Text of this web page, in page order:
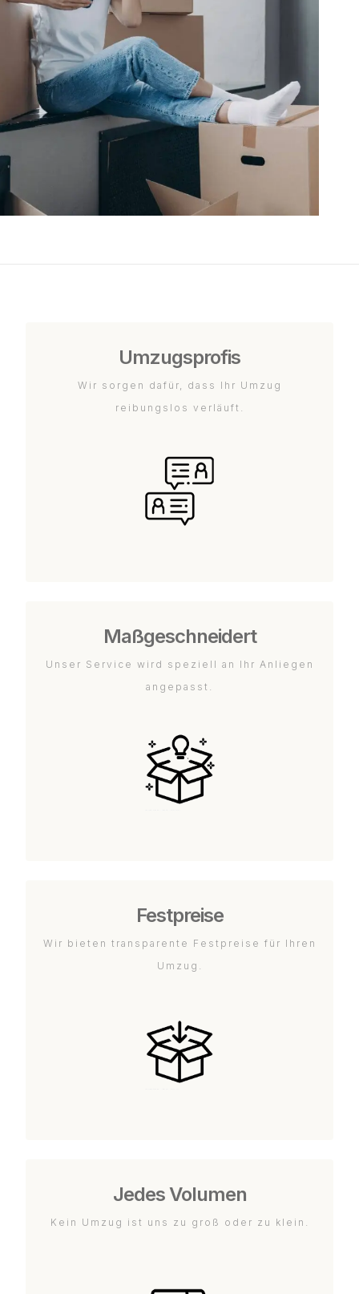
Umzugsprofis
Wir sorgen dafür, dass Ihr Umzug
reibungslos verläuft.
Maßgeschneidert
Unser Service wird speziell an Ihr Anliegen
angepasst.
Festpreise
Wir bieten transparente Festpreise für Ihren
Umzug.
Jedes Volumen
Kein Umzug ist uns zu groß oder zu klein.